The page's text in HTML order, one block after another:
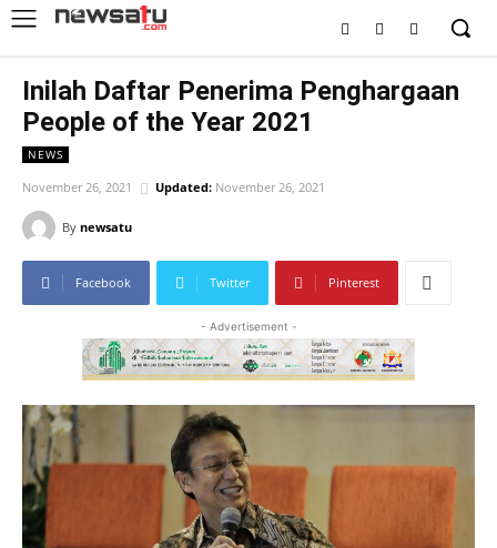
Inilah Daftar Penerima Penghargaan
People of the Year 2021
NEWS
November 26, 2021 Updated: November 26, 2021
By newsatu
Facebook Twitter Pinterest
- Advertisement -